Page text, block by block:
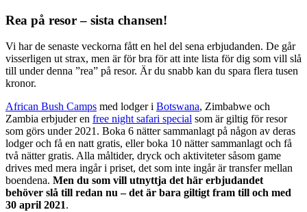
Rea på resor – sista chansen!
Vi har de senaste veckorna fått en hel del sena erbjudanden. De går
visserligen ut strax, men är för bra för att inte lista för dig som vill slå
till under denna ”rea” på resor. Är du snabb kan du spara flera tusen
kronor.
African Bush Camps med lodger i Botswana, Zimbabwe och
Zambia erbjuder en free night safari special som är giltig för resor
som görs under 2021. Boka 6 nätter sammanlagt på någon av deras
lodger och få en natt gratis, eller boka 10 nätter sammanlagt och få
två nätter gratis. Alla måltider, dryck och aktiviteter såsom game
drives med mera ingår i priset, det som inte ingår är transfer mellan
boendena. Men du som vill utnyttja det här erbjudandet
behöver slå till redan nu – det är bara giltigt fram till och med
30 april 2021.